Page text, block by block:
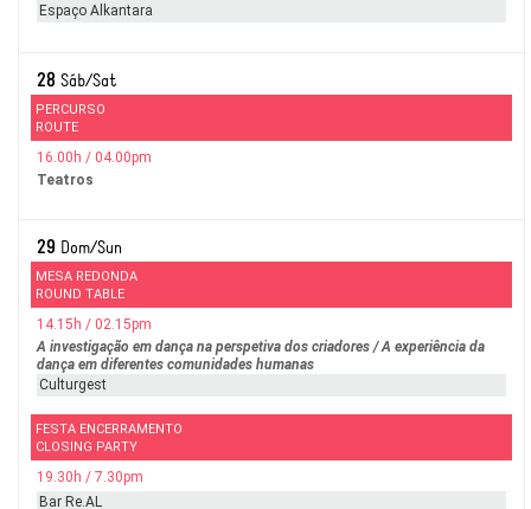
Espaço Alkantara
28 Sáb/Sat
PERCURSO
ROUTE
16.00h / 04.00pm
Teatros
29 Dom/Sun
MESA REDONDA
ROUND TABLE
14.15h / 02.15pm
A investigação em dança na perspetiva dos criadores / A experiência da
dança em diferentes comunidades humanas
Culturgest
FESTA ENCERRAMENTO
CLOSING PARTY
19.30h / 7.30pm
Bar Re.AL